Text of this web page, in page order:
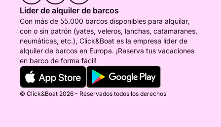
Líder de alquiler de barcos
Con más de 55.000 barcos disponibles para alquilar,
con o sin patrón (yates, veleros, lanchas, catamaranes,
neumáticas, etc.), Click&Boat es la empresa líder de
alquiler de barcos en Europa. ¡Reserva tus vacaciones
en barco de forma fácil!
© Click&Boat 2026 - Reservados todos los derechos